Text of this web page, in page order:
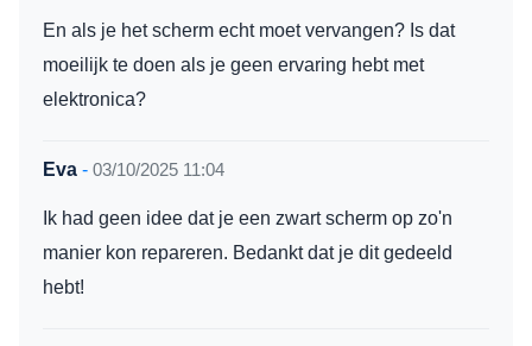
En als je het scherm echt moet vervangen? Is dat
moeilijk te doen als je geen ervaring hebt met
elektronica?
Eva - 03/10/2025 11:04
Ik had geen idee dat je een zwart scherm op zo'n
manier kon repareren. Bedankt dat je dit gedeeld
hebt!